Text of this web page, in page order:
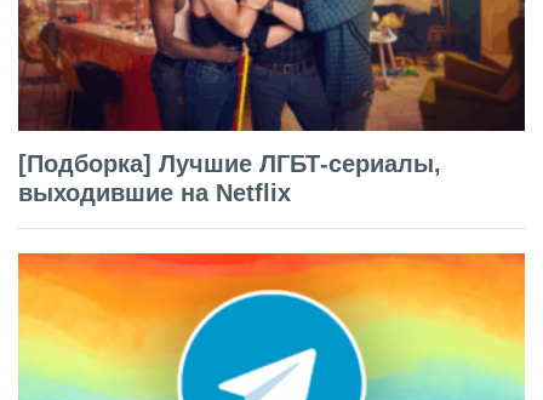
[Подборка] Лучшие ЛГБТ-сериалы,
выходившие на Netflix